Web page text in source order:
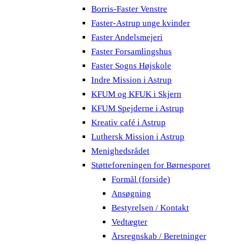
Borris-Faster Venstre
Faster-Astrup unge kvinder
Faster Andelsmejeri
Faster Forsamlingshus
Faster Sogns Højskole
Indre Mission i Astrup
KFUM og KFUK i Skjern
KFUM Spejderne i Astrup
Kreativ café i Astrup
Luthersk Mission i Astrup
Menighedsrådet
Støtteforeningen for Børnesporet
Formål (forside)
Ansøgning
Bestyrelsen / Kontakt
Vedtægter
Årsregnskab / Beretninger